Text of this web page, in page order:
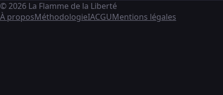
© 2026 La Flamme de la Liberté
À proposMéthodologieIACGUMentions légales